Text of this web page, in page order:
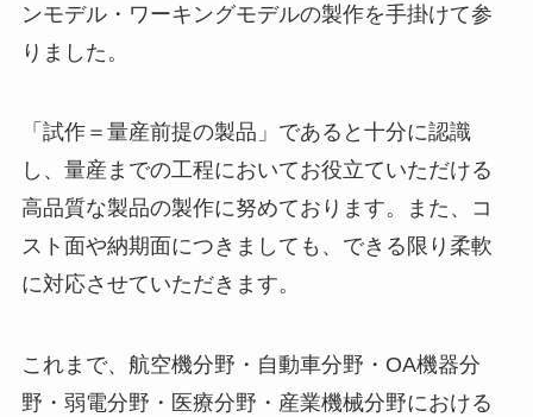
ンモデル・ワーキングモデルの製作を手掛けて参
りました。
「試作＝量産前提の製品」であると十分に認識
し、量産までの工程においてお役立ていただける
高品質な製品の製作に努めております。また、コ
スト面や納期面につきましても、できる限り柔軟
に対応させていただきます。
これまで、航空機分野・自動車分野・OA機器分
野・弱電分野・医療分野・産業機械分野における